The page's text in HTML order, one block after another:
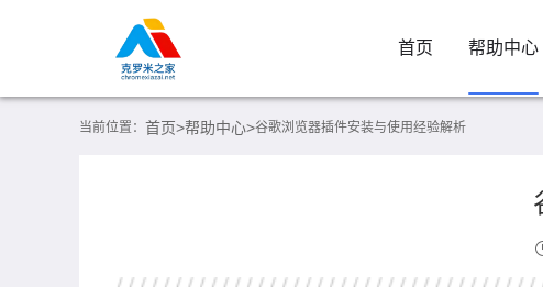
首页 帮助中心
当前位置： 首页>帮助中心>谷歌浏览器插件安装与使用经验解析